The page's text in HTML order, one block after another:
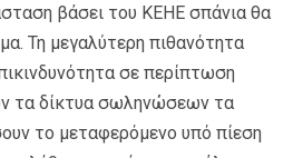
βάσει του ΚΕΗΕ σπάνια θα
Τη μεγαλύτερη πιθανότητα
σε περίπτωση
τα δίκτυα σωληνώσεων τα
το μεταφερόμενο υπό πίεση